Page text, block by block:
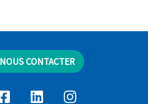
NOUS CONTACTER